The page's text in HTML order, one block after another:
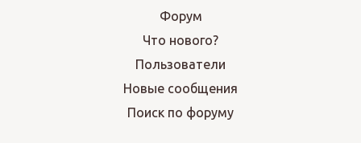
Форум
Что нового?
Пользователи
Новые сообщения
Поиск по форуму